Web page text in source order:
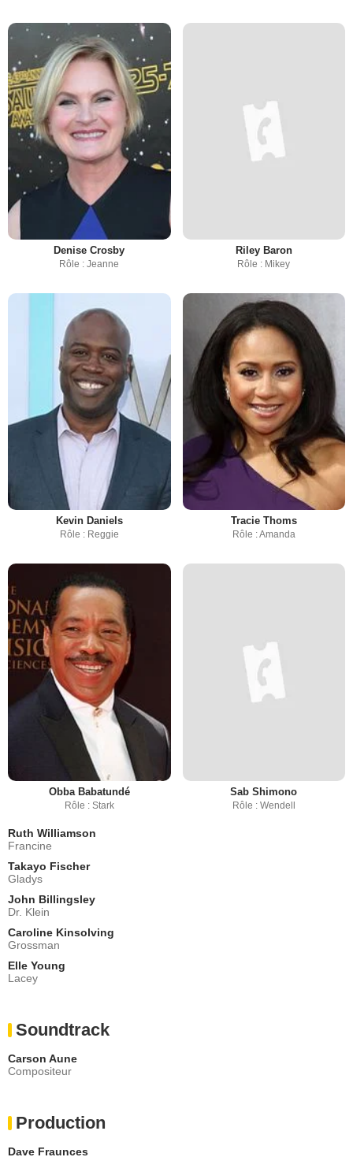
Denise Crosby
Rôle : Jeanne
Riley Baron
Rôle : Mikey
Kevin Daniels
Rôle : Reggie
Tracie Thoms
Rôle : Amanda
Obba Babatundé
Rôle : Stark
Sab Shimono
Rôle : Wendell
Ruth Williamson
Francine
Takayo Fischer
Gladys
John Billingsley
Dr. Klein
Caroline Kinsolving
Grossman
Elle Young
Lacey
Soundtrack
Carson Aune
Compositeur
Production
Dave Fraunces